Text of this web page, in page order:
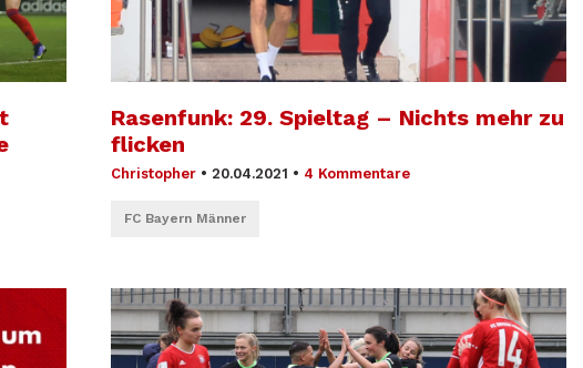
Rasenfunk: 29. Spieltag – Nichts mehr zu
flicken
Christopher • 20.04.2021 • 4 Kommentare
FC Bayern Männer